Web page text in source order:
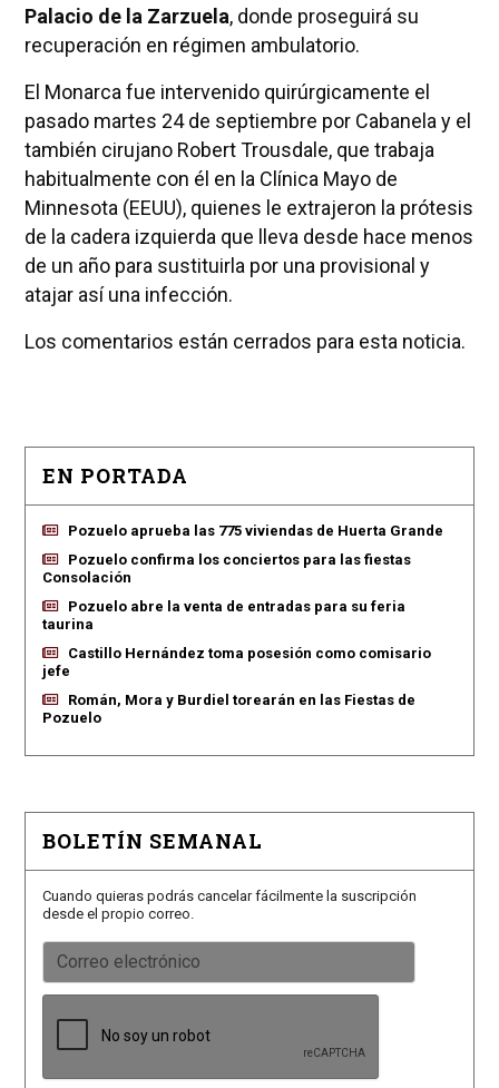
Palacio de la Zarzuela, donde proseguirá su
recuperación en régimen ambulatorio.
El Monarca fue intervenido quirúrgicamente el
pasado martes 24 de septiembre por Cabanela y el
también cirujano Robert Trousdale, que trabaja
habitualmente con él en la Clínica Mayo de
Minnesota (EEUU), quienes le extrajeron la prótesis
de la cadera izquierda que lleva desde hace menos
de un año para sustituirla por una provisional y
atajar así una infección.
Los comentarios están cerrados para esta noticia.
EN PORTADA
Pozuelo aprueba las 775 viviendas de Huerta Grande
Pozuelo confirma los conciertos para las fiestas
Consolación
Pozuelo abre la venta de entradas para su feria
taurina
Castillo Hernández toma posesión como comisario
jefe
Román, Mora y Burdiel torearán en las Fiestas de
Pozuelo
BOLETÍN SEMANAL
Cuando quieras podrás cancelar fácilmente la suscripción
desde el propio correo.